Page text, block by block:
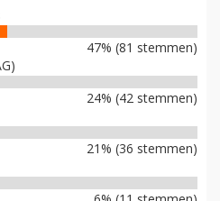
47% (81 stemmen)
24% (42 stemmen)
21% (36 stemmen)